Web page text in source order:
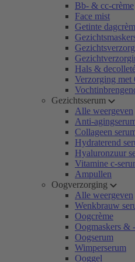
Bb- & cc-crème
Face mist
Getinte
Hals &
Verzorging met
Gezichtsserum
Alle weergeven
Anti-
Collageen
Hydraterend
Hyaluronzuur
Vitamine c-
Ampullen
Oogverzorging
Alle weergeven
Wenkbrauw
Oogcrème
Oogmaskers &
Oogserum
Wimperserum
Ooggel